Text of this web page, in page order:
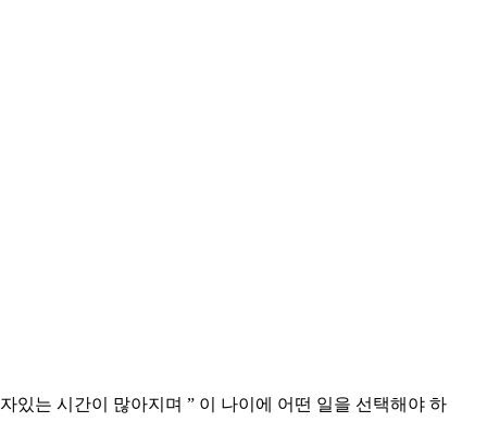
있는 시간이 많아지며 ” 이 나이에 어떤 일을 선택해야 하